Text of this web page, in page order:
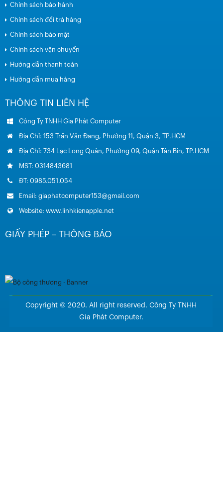
Chính sách bảo hành
Chính sách đổi trả hàng
Chính sách bảo mật
Chính sách vận chuyển
Hướng dẫn thanh toán
Hướng dẫn mua hàng
THÔNG TIN LIÊN HỆ
Công Ty TNHH Gia Phát Computer
Địa Chỉ: 153 Trần Văn Đang, Phường 11, Quận 3, TP.HCM
Địa Chỉ: 734 Lạc Long Quân, Phường 09, Quận Tân Bin, TP.HCM
MST: 0314843681
ĐT: 0985.051.054
Email: giaphatcomputer153@gmail.com
Website: www.linhkienapple.net
GIẤY PHÉP – THÔNG BÁO
Copyright © 2020. All right reserved. Công Ty TNHH
Gia Phát Computer.